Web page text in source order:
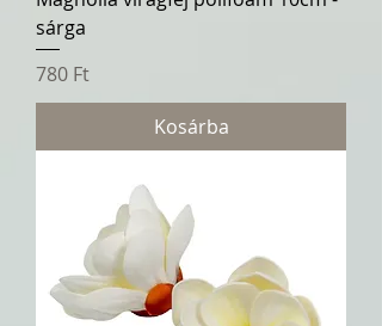
sárga
Ár
780 Ft
Kosárba